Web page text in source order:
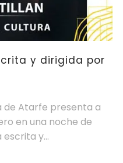
y dirigida por
de Atarfe presenta a
en una noche de
escrita y...